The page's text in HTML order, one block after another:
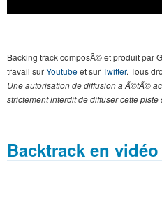
Backing track composÃ© et produit par
travail surYoutubeet surTwitter. Tous
Une autorisation de diffusion a Ã©tÃ©
strictement interdit de diffuser cette
Backtrack en vidéo